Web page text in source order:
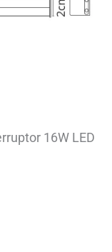
16W LED